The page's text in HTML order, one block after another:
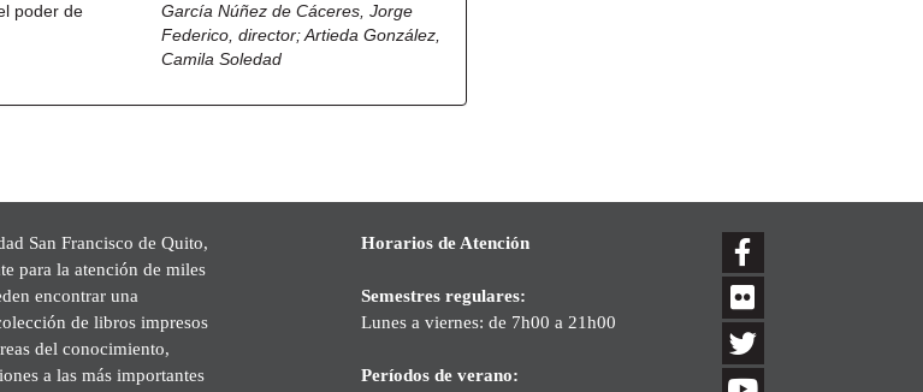
poder de
García Núñez de Cáceres, Jorge
Federico, director;Artieda González,
Camila Soledad
San Francisco de Quito,
para la atención de miles
encontrar una
de libros impresos
del conocimiento,
a las más importantes
Horarios de Atención
Semestres regulares:
Lunes a viernes: de 7h00 a 21h00
Períodos de verano: